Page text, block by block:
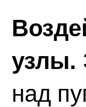
узлы.
над